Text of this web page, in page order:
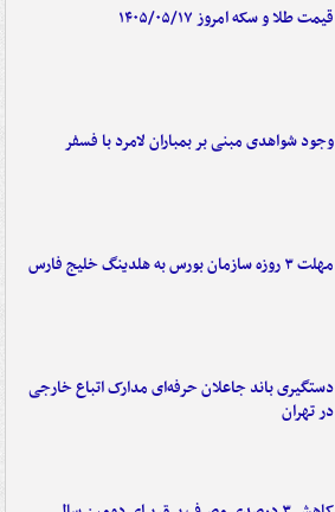
قیمت طلا و سکه امروز ۱۴۰۵/۰۵/۱۷
وجود شواهدی مبنی بر بمباران لامرد با فسفر
مهلت ۳ روزه سازمان بورس به هلدینگ خلیج فارس
دستگیری باند جاعلان حرفه‌ای مدارک اتباع خارجی
در تهران